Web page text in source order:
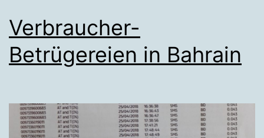
Verbraucher-
Betrügereien in Bahrain